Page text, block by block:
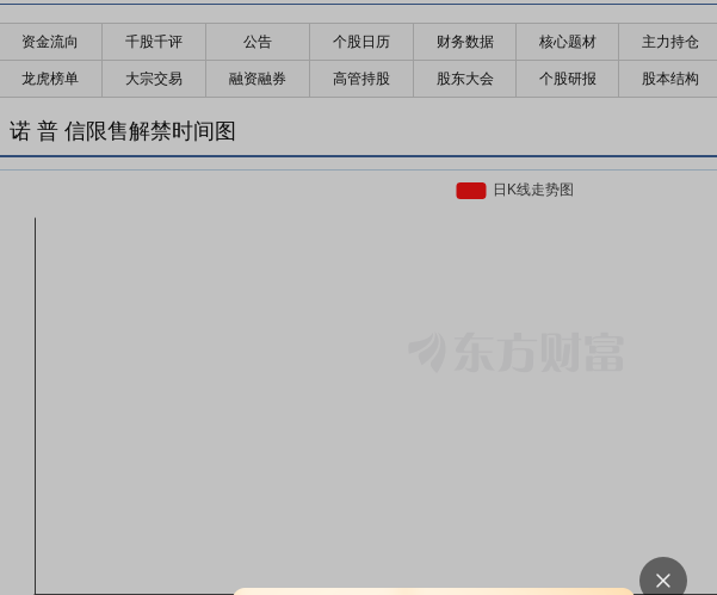
资金流向 千股千评 公告 个股日历 财务数据 核心题材 主力持仓
龙虎榜单 大宗交易 融资融券 高管持股 股东大会 个股研报 股本结构
诺 普 信限售解禁时间图